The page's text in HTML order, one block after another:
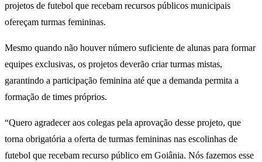
projetos de futebol que recebam recursos públicos municipais
ofereçam turmas femininas.
Mesmo quando não houver número suficiente de alunas para formar
equipes exclusivas, os projetos deverão criar turmas mistas,
garantindo a participação feminina até que a demanda permita a
formação de times próprios.
“Quero agradecer aos colegas pela aprovação desse projeto, que
torna obrigatória a oferta de turmas femininas nas escolinhas de
futebol que recebam recurso público em Goiânia. Nós fazemos esse